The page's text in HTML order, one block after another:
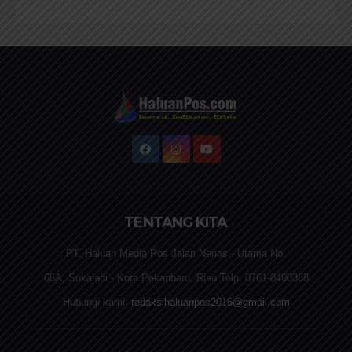
TENTANG KITA
PT. Haluan Media Pos Jalan Nenas - Utama No.
65A, Sukajadi - Kota Pekanbaru, Riau Telp. 0761-8400388
Hubungi kami: redaksihaluanpos2016@gmail.com